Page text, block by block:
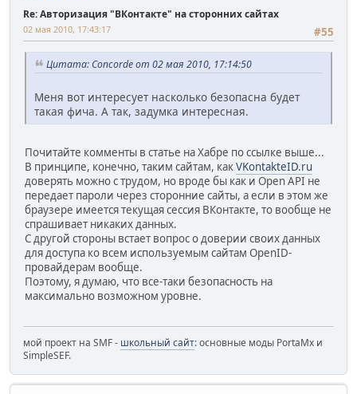
Re: Авторизация "ВКонтакте" на сторонних сайтах
#55
02 мая 2010, 17:43:17
Цитата: Concorde от 02 мая 2010, 17:14:50
Меня вот интересует насколько безопасна будет
такая фича. А так, задумка интересная.
Почитайте комменты в статье на Хабре по ссылке выше...
В принципе, конечно, таким сайтам, какVKontakteID.ru
доверять можно с трудом, но вроде бы как и Open API не
передает пароли через сторонние сайты, а если в этом же
браузере имеется текущая сессия ВКонтакте, то вообще не
спрашивает никаких данных.
С другой стороны встает вопрос о доверии своих данных
для доступа ко всем используемым сайтам OpenID-
провайдерам вообще.
Поэтому, я думаю, что все-таки безопасность на
максимально возможном уровне.
мой проект на SMF - школьный сайт: основные моды PortaMx и
SimpleSEF.